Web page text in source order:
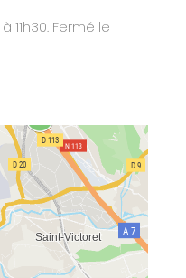
11h30. Fermé le